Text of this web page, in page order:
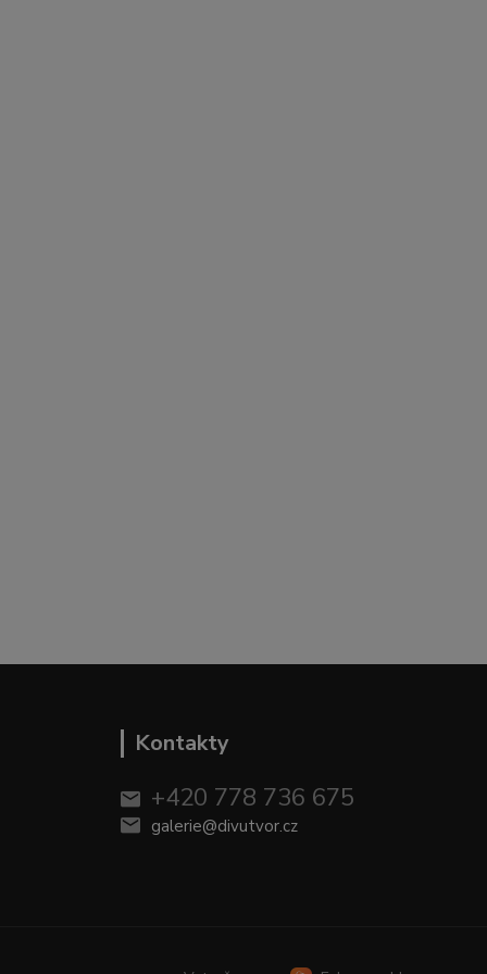
Kontakty
+420 778 736 675
galerie@divutvor.cz